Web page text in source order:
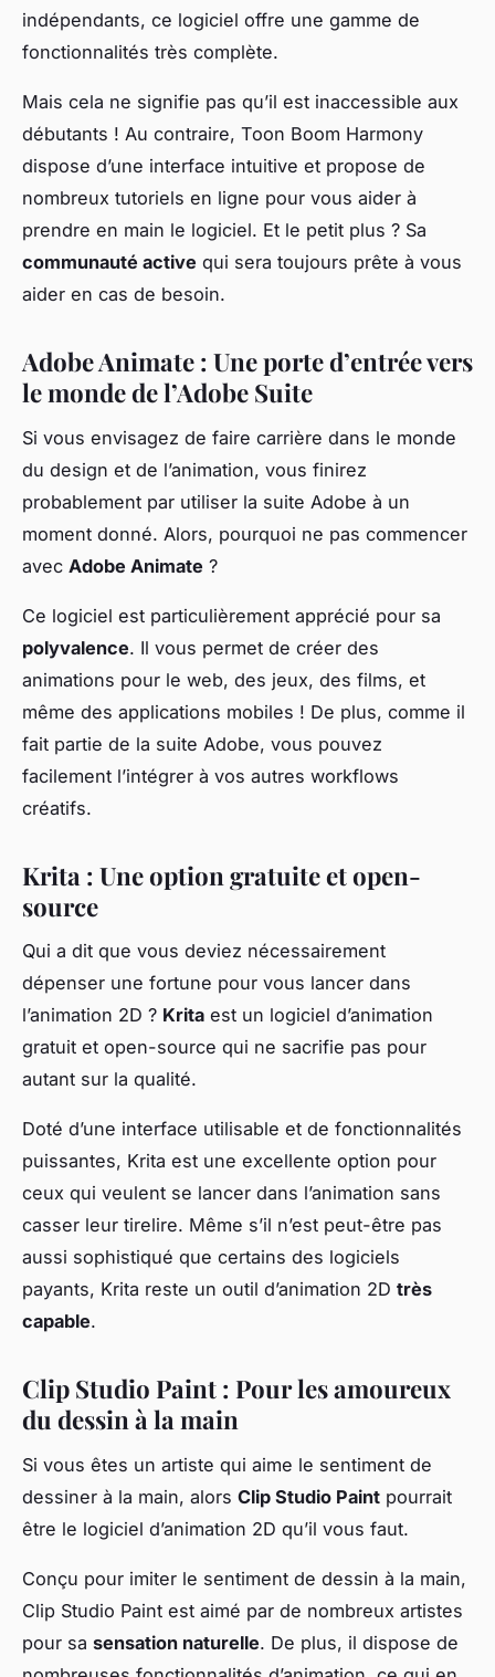
indépendants, ce logiciel offre une gamme de
fonctionnalités très complète.
Mais cela ne signifie pas qu’il est inaccessible aux
débutants ! Au contraire, Toon Boom Harmony
dispose d’une interface intuitive et propose de
nombreux tutoriels en ligne pour vous aider à
prendre en main le logiciel. Et le petit plus ? Sa
communauté active qui sera toujours prête à vous
aider en cas de besoin.
Adobe Animate : Une porte d’entrée vers
le monde de l’Adobe Suite
Si vous envisagez de faire carrière dans le monde
du design et de l’animation, vous finirez
probablement par utiliser la suite Adobe à un
moment donné. Alors, pourquoi ne pas commencer
avec Adobe Animate ?
Ce logiciel est particulièrement apprécié pour sa
polyvalence. Il vous permet de créer des
animations pour le web, des jeux, des films, et
même des applications mobiles ! De plus, comme il
fait partie de la suite Adobe, vous pouvez
facilement l’intégrer à vos autres workflows
créatifs.
Krita : Une option gratuite et open-
source
Qui a dit que vous deviez nécessairement
dépenser une fortune pour vous lancer dans
l’animation 2D ? Krita est un logiciel d’animation
gratuit et open-source qui ne sacrifie pas pour
autant sur la qualité.
Doté d’une interface utilisable et de fonctionnalités
puissantes, Krita est une excellente option pour
ceux qui veulent se lancer dans l’animation sans
casser leur tirelire. Même s’il n’est peut-être pas
aussi sophistiqué que certains des logiciels
payants, Krita reste un outil d’animation 2D très
capable.
Clip Studio Paint : Pour les amoureux
du dessin à la main
Si vous êtes un artiste qui aime le sentiment de
dessiner à la main, alors Clip Studio Paint pourrait
être le logiciel d’animation 2D qu’il vous faut.
Conçu pour imiter le sentiment de dessin à la main,
Clip Studio Paint est aimé par de nombreux artistes
pour sa sensation naturelle. De plus, il dispose de